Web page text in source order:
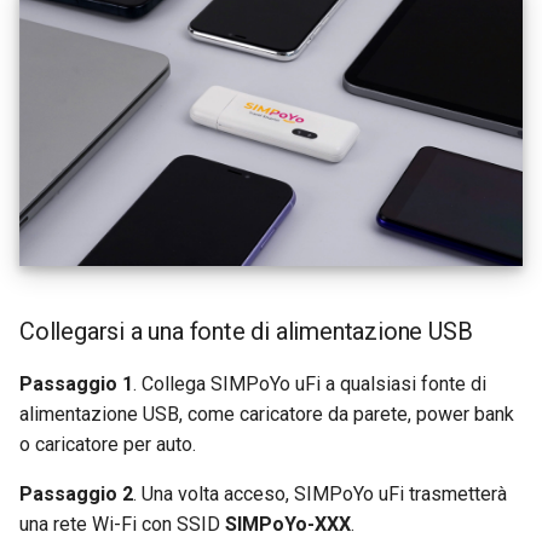
Collegarsi a una fonte di alimentazione USB
Passaggio 1. Collega SIMPoYo uFi a qualsiasi fonte di
alimentazione USB, come caricatore da parete, power bank
o caricatore per auto.
Passaggio 2. Una volta acceso, SIMPoYo uFi trasmetterà
una rete Wi-Fi con SSID SIMPoYo-XXX.